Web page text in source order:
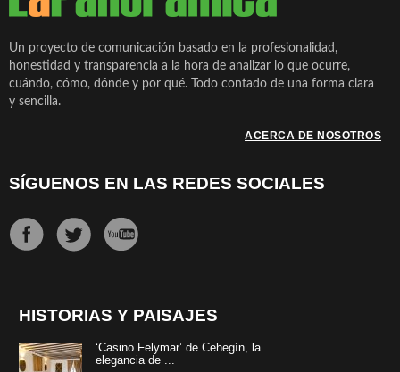
Un proyecto de comunicación basado en la profesionalidad,
honestidad y transparencia a la hora de analizar lo que ocurre,
cuándo, cómo, dónde y por qué. Todo contado de una forma clara
y sencilla.
ACERCA DE NOSOTROS
SÍGUENOS EN LAS REDES SOCIALES
HISTORIAS Y PAISAJES
‘Casino Felymar’ de Cehegín, la
elegancia de ...